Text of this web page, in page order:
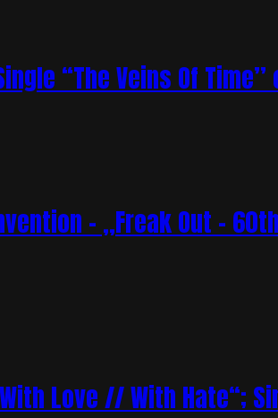
“The Veins Of
– „Freak Out –
Love // With Hate“;